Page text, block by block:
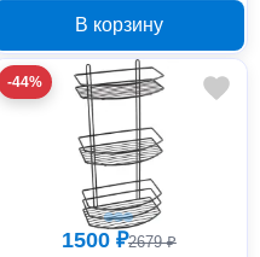
В корзину
-44%
1500 ₽2679 ₽